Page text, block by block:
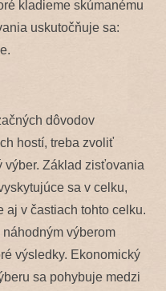
kladieme skúmanému
uskutočňuje sa:
dôvodov
hostí, treba zvoliť
výber. Základ zisťovania
sa v celku,
aj v častiach tohto celku.
výberom
výsledky. Ekonomický
sa pohybuje medzi